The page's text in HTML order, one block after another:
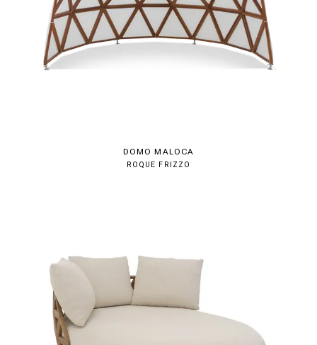
DOMO MALOCA
ROQUE FRIZZO